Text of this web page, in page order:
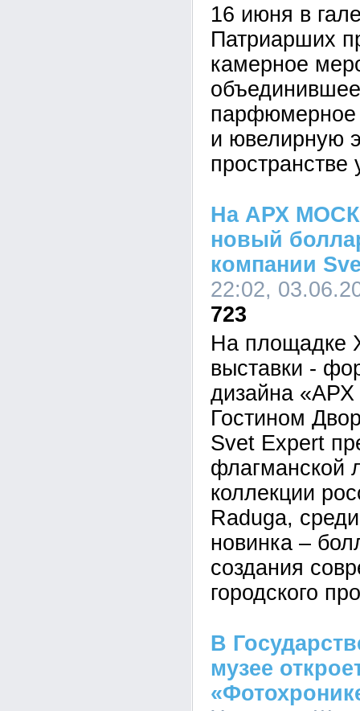
16 июня в
Патриарших
камерное
парфюмерное
и ювелирную
На АРХ
новый
компании
22:02,
723
На площадке
выставки -
дизайна
Гостином
Svet Expert
флагманской
коллекции
Raduga,
новинка –
создания
городского
В
музее